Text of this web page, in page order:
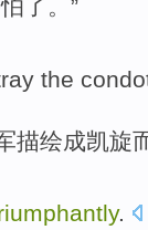
了。”
the
描绘成凯旋
.